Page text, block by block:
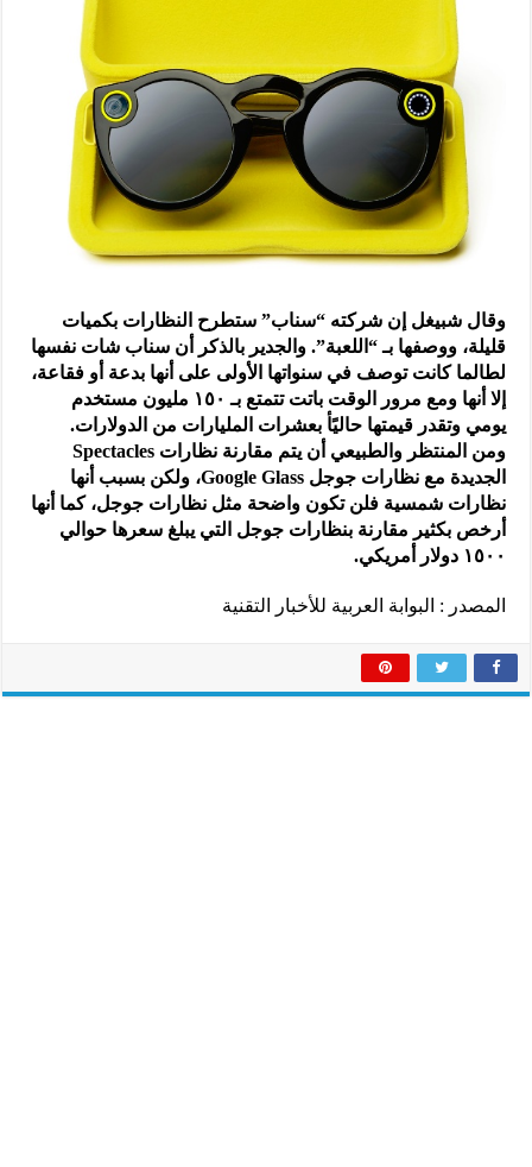
وقال شبيغل إن شركته “سناب” ستطرح النظارات بكميات
قليلة، ووصفها بـ “اللعبة”. والجدير بالذكر أن سناب شات نفسها
لطالما كانت توصف في سنواتها الأولى على أنها بدعة أو فقاعة،
إلا أنها ومع مرور الوقت باتت تتمتع بـ ١٥٠ مليون مستخدم
يومي وتقدر قيمتها حاليًأ بعشرات المليارات من الدولارات.
ومن المنتظر والطبيعي أن يتم مقارنة نظارات Spectacles
الجديدة مع نظارات جوجل Google Glass، ولكن بسبب أنها
نظارات شمسية فلن تكون واضحة مثل نظارات جوجل، كما أنها
أرخص بكثير مقارنة بنظارات جوجل التي يبلغ سعرها حوالي
١٥٠٠ دولار أمريكي.
المصدر : البوابة العربية للأخبار التقنية